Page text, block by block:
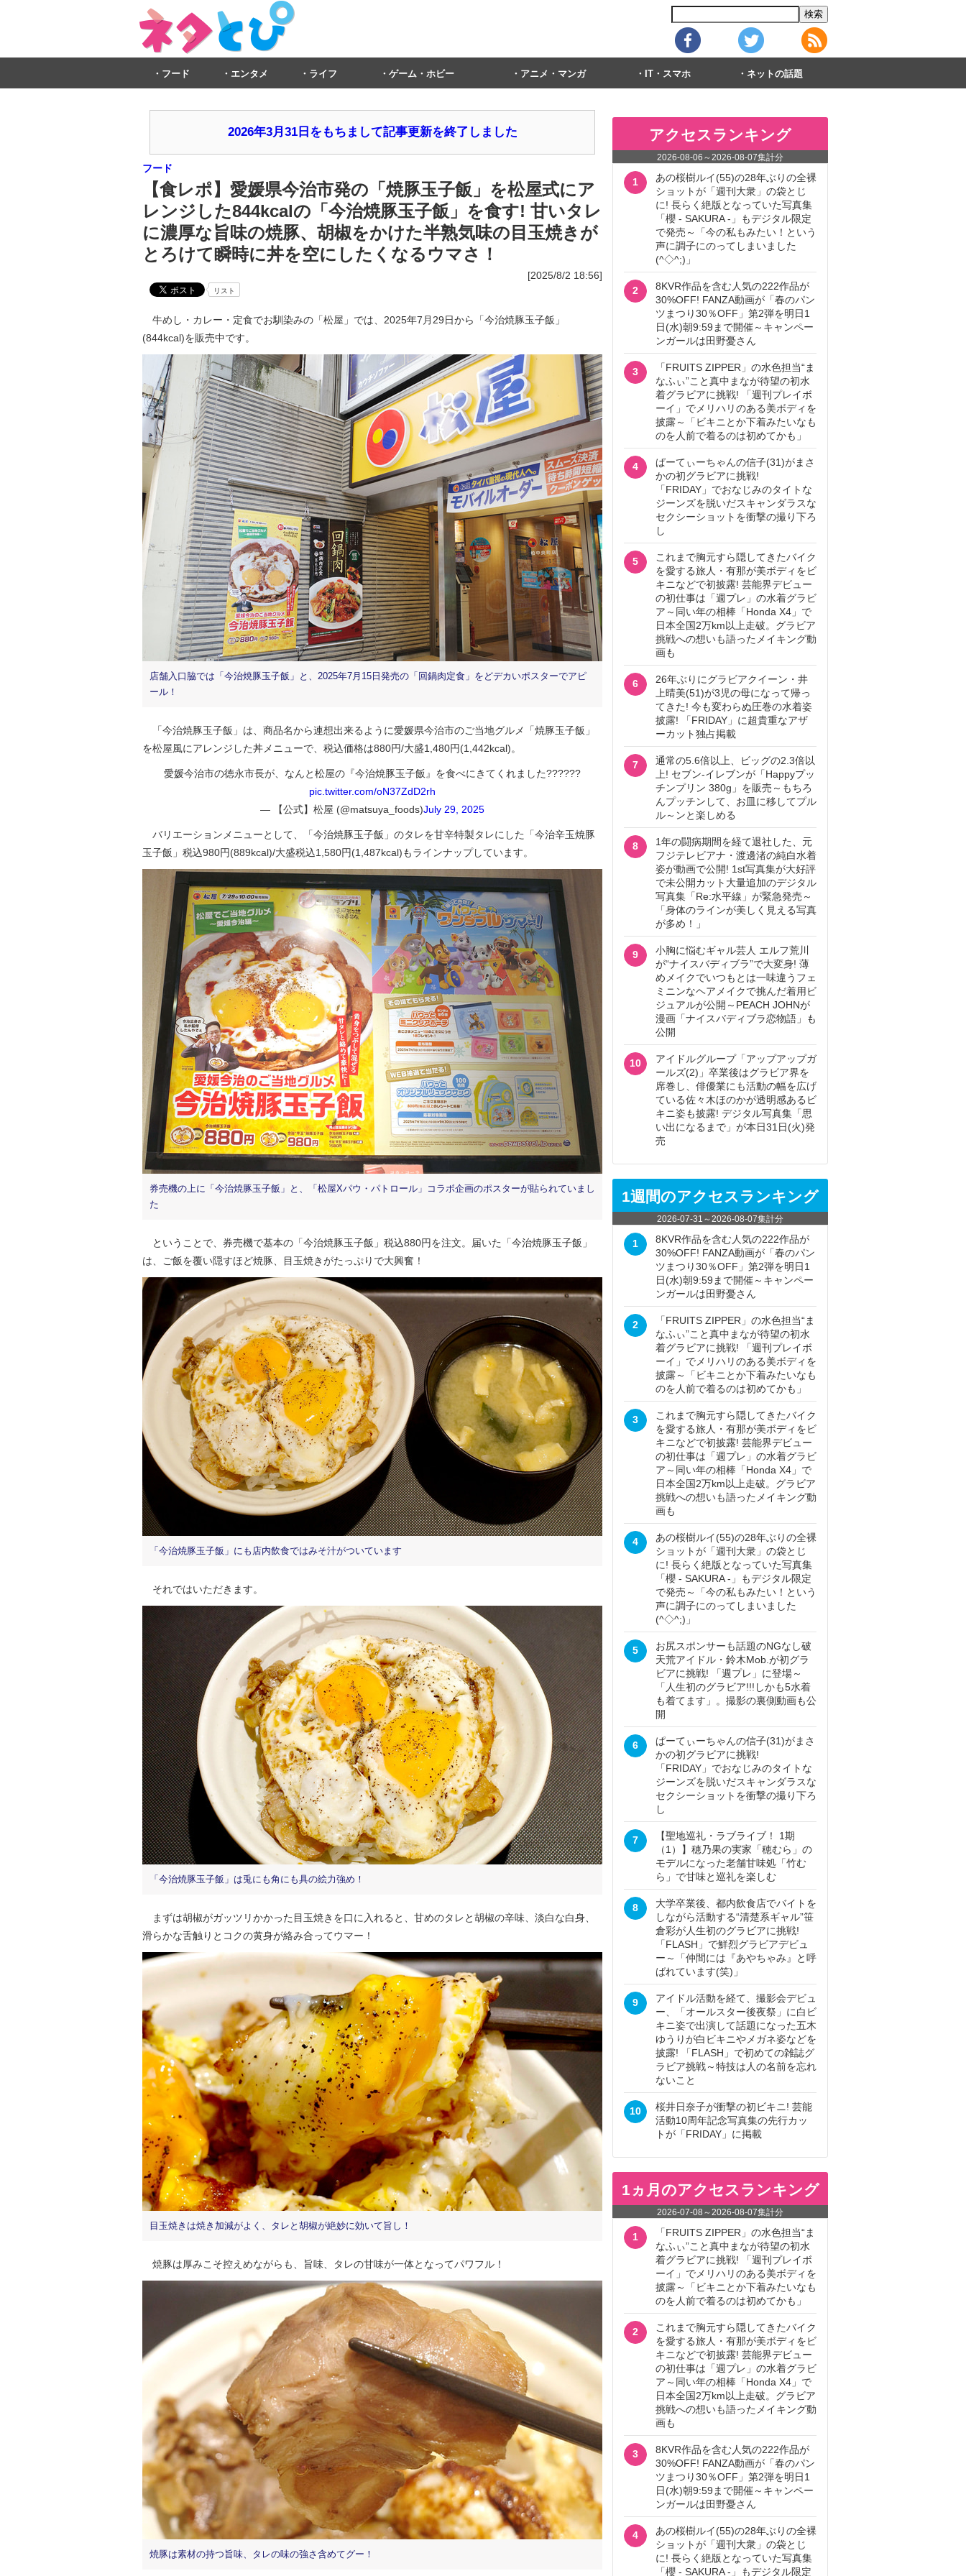
フード エンタメ ライフ ゲーム・ホビー アニメ・マンガ IT・スマホ ネットの話題
2026年3月31日をもちまして記事更新を終了しました
フード
【食レポ】愛媛県今治市発の「焼豚玉子飯」を松屋式にア
レンジした844kcalの「今治焼豚玉子飯」を食す! 甘いタレ
に濃厚な旨味の焼豚、胡椒をかけた半熟気味の目玉焼きが
とろけて瞬時に丼を空にしたくなるウマさ！
[2025/8/2 18:56]
リスト
牛めし・カレー・定食でお馴染みの「松屋」では、2025年7月29日から「今治焼豚玉子飯」
(844kcal)を販売中です。
店舗入口脇では「今治焼豚玉子飯」と、2025年7月15日発売の「回鍋肉定食」をどデカいポスターでアピ
ール！
「今治焼豚玉子飯」は、商品名から連想出来るように愛媛県今治市のご当地グルメ「焼豚玉子飯」
を松屋風にアレンジした丼メニューで、税込価格は880円/大盛1,480円(1,442kcal)。
愛媛今治市の徳永市長が、なんと松屋の『今治焼豚玉子飯』を食べにきてくれました??????
pic.twitter.com/oN37ZdD2rh
— 【公式】松屋 (@matsuya_foods)July 29, 2025
バリエーションメニューとして、「今治焼豚玉子飯」のタレを甘辛特製タレにした「今治辛玉焼豚
玉子飯」税込980円(889kcal)/大盛税込1,580円(1,487kcal)もラインナップしています。
券売機の上に「今治焼豚玉子飯」と、「松屋Xパウ・パトロール」コラボ企画のポスターが貼られていまし
た
ということで、券売機で基本の「今治焼豚玉子飯」税込880円を注文。届いた「今治焼豚玉子飯」
は、ご飯を覆い隠すほど焼豚、目玉焼きがたっぷりで大興奮！
「今治焼豚玉子飯」にも店内飲食ではみそ汁がついています
それではいただきます。
「今治焼豚玉子飯」は兎にも角にも具の絵力強め！
まずは胡椒がガッツリかかった目玉焼きを口に入れると、甘めのタレと胡椒の辛味、淡白な白身、
滑らかな舌触りとコクの黄身が絡み合ってウマー！
目玉焼きは焼き加減がよく、タレと胡椒が絶妙に効いて旨し！
焼豚は厚みこそ控えめながらも、旨味、タレの甘味が一体となってパワフル！
焼豚は素材の持つ旨味、タレの味の強さ含めてグー！
アクセスランキング
2026-08-06 ～2026-08-07集計分
1
あの桜樹ルイ(55)の28年ぶりの全裸
ショットが「週刊大衆」の袋とじ
に! 長らく絶版となっていた写真集
「櫻 - SAKURA -」もデジタル限定
で発売～「今の私もみたい！という
声に調子にのってしまいました
(^◇^;)」
2
8KVR作品を含む人気の222作品が
30%OFF! FANZA動画が「春のパン
ツまつり30％OFF」第2弾を明日1
日(水)朝9:59まで開催～キャンペー
ンガールは田野憂さん
3
「FRUITS ZIPPER」の水色担当“ま
なふぃ”こと真中まなが待望の初水
着グラビアに挑戦! 「週刊プレイボ
ーイ」でメリハリのある美ボディを
披露～「ビキニとか下着みたいなも
のを人前で着るのは初めてかも」
4
ぱーてぃーちゃんの信子(31)がまさ
かの初グラビアに挑戦!
「FRIDAY」でおなじみのタイトな
ジーンズを脱いだスキャンダラスな
セクシーショットを衝撃の撮り下ろ
し
5
これまで胸元すら隠してきたバイク
を愛する旅人・有那が美ボディをビ
キニなどで初披露! 芸能界デビュー
の初仕事は「週プレ」の水着グラビ
ア～同い年の相棒「Honda X4」で
日本全国2万km以上走破。グラビア
挑戦への想いも語ったメイキング動
画も
6
26年ぶりにグラビアクイーン・井
上晴美(51)が3児の母になって帰っ
てきた! 今も変わらぬ圧巻の水着姿
披露! 「FRIDAY」に超貴重なアザ
ーカット独占掲載
7
通常の5.6倍以上、ビッグの2.3倍以
上! セブン‐イレブンが「Happyプッ
チンプリン 380g」を販売～もちろ
んプッチンして、お皿に移してプル
ル～ンと楽しめる
8
1年の闘病期間を経て退社した、元
フジテレビアナ・渡邊渚の純白水着
姿が動画で公開! 1st写真集が大好評
で未公開カット大量追加のデジタル
写真集「Re:水平線」が緊急発売～
「身体のラインが美しく見える写真
が多め！」
9
小胸に悩むギャル芸人 エルフ荒川
が“ナイスバディブラ”で大変身! 薄
めメイクでいつもとは一味違うフェ
ミニンなヘアメイクで挑んだ着用ビ
ジュアルが公開～PEACH JOHNが
漫画「ナイスバディブラ恋物語」も
公開
10
アイドルグループ「アップアップガ
ールズ(2)」卒業後はグラビア界を
席巻し、俳優業にも活動の幅を広げ
ている佐々木ほのかが透明感あるビ
キニ姿も披露! デジタル写真集「思
い出になるまで」が本日31日(火)発
売
1週間のアクセスランキング
2026-07-31 ～2026-08-07集計分
1
8KVR作品を含む人気の222作品が
30%OFF! FANZA動画が「春のパン
ツまつり30％OFF」第2弾を明日1
日(水)朝9:59まで開催～キャンペー
ンガールは田野憂さん
2
「FRUITS ZIPPER」の水色担当“ま
なふぃ”こと真中まなが待望の初水
着グラビアに挑戦! 「週刊プレイボ
ーイ」でメリハリのある美ボディを
披露～「ビキニとか下着みたいなも
のを人前で着るのは初めてかも」
3
これまで胸元すら隠してきたバイク
を愛する旅人・有那が美ボディをビ
キニなどで初披露! 芸能界デビュー
の初仕事は「週プレ」の水着グラビ
ア～同い年の相棒「Honda X4」で
日本全国2万km以上走破。グラビア
挑戦への想いも語ったメイキング動
画も
4
あの桜樹ルイ(55)の28年ぶりの全裸
ショットが「週刊大衆」の袋とじ
に! 長らく絶版となっていた写真集
「櫻 - SAKURA -」もデジタル限定
で発売～「今の私もみたい！という
声に調子にのってしまいました
(^◇^;)」
5
お尻スポンサーも話題のNGなし破
天荒アイドル・鈴木Mob.が初グラ
ビアに挑戦! 「週プレ」に登場～
「人生初のグラビア!!!しかも5水着
も着てます」。撮影の裏側動画も公
開
6
ぱーてぃーちゃんの信子(31)がまさ
かの初グラビアに挑戦!
「FRIDAY」でおなじみのタイトな
ジーンズを脱いだスキャンダラスな
セクシーショットを衝撃の撮り下ろ
し
7
【聖地巡礼・ラブライブ！ 1期
（1）】穂乃果の実家「穂むら」の
モデルになった老舗甘味処「竹む
ら」で甘味と巡礼を楽しむ
8
大学卒業後、都内飲食店でバイトを
しながら活動する“清楚系ギャル”笹
倉彩が人生初のグラビアに挑戦!
「FLASH」で鮮烈グラビアデビュ
ー～「仲間には『あやちゃみ』と呼
ばれています(笑)」
9
アイドル活動を経て、撮影会デビュ
ー、「オールスター後夜祭」に白ビ
キニ姿で出演して話題になった五木
ゆうりが白ビキニやメガネ姿などを
披露! 「FLASH」で初めての雑誌グ
ラビア挑戦～特技は人の名前を忘れ
ないこと
10
桜井日奈子が衝撃の初ビキニ! 芸能
活動10周年記念写真集の先行カッ
トが「FRIDAY」に掲載
1ヵ月のアクセスランキング
2026-07-08 ～2026-08-07集計分
1
「FRUITS ZIPPER」の水色担当“ま
なふぃ”こと真中まなが待望の初水
着グラビアに挑戦! 「週刊プレイボ
ーイ」でメリハリのある美ボディを
披露～「ビキニとか下着みたいなも
のを人前で着るのは初めてかも」
2
これまで胸元すら隠してきたバイク
を愛する旅人・有那が美ボディをビ
キニなどで初披露! 芸能界デビュー
の初仕事は「週プレ」の水着グラビ
ア～同い年の相棒「Honda X4」で
日本全国2万km以上走破。グラビア
挑戦への想いも語ったメイキング動
画も
3
8KVR作品を含む人気の222作品が
30%OFF! FANZA動画が「春のパン
ツまつり30％OFF」第2弾を明日1
日(水)朝9:59まで開催～キャンペー
ンガールは田野憂さん
4
あの桜樹ルイ(55)の28年ぶりの全裸
ショットが「週刊大衆」の袋とじ
に! 長らく絶版となっていた写真集
「櫻 - SAKURA -」もデジタル限定